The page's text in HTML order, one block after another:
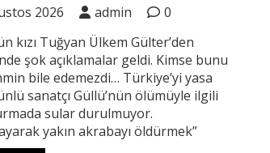
2026 admin
0
kızı Tuğyan Ülkem Gülter’den
şok açıklamalar geldi. Kimse bunu
bile edemezdi… Türkiye’yi yasa
sanatçı Güllü’nün ölümüyle ilgili
sular durulmuyor.
yakın akrabayı öldürmek”